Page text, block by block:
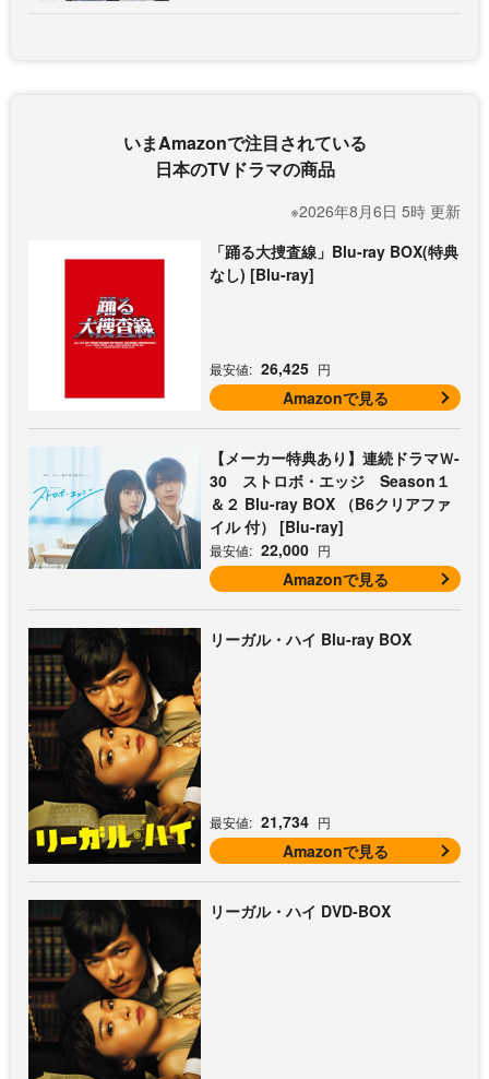
いまAmazonで注目されている
日本のTVドラマの商品
※2026年8月6日 5時 更新
「踊る大捜査線」Blu-ray BOX(特典
なし) [Blu-ray]
最安値: 26,425 円
Amazonで見る
【メーカー特典あり】連続ドラマＷ-
30 ストロボ・エッジ Season１
＆２ Blu-ray BOX （B6クリアファ
イル 付） [Blu-ray]
最安値: 22,000 円
Amazonで見る
リーガル・ハイ Blu-ray BOX
最安値: 21,734 円
Amazonで見る
リーガル・ハイ DVD-BOX